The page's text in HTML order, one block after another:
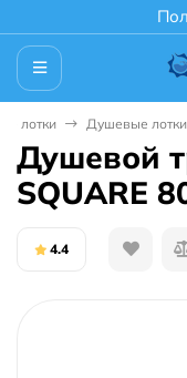
лотки Душевые лотки
Душевой
SQUARE
4.4